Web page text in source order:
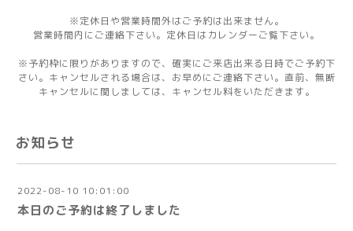
※定休日や営業時間外はご予約は出来ません。
営業時間内にご連絡下さい。定休日はカレンダーご覧下さい。
※予約枠に限りがありますので、確実にご来店出来る日時でご予約下
さい。キャンセルされる場合は、お早めにご連絡下さい。直前、無断
キャンセルに関しましては、キャンセル料をいただきます。
お知らせ
2022-08-10 10:01:00
本日のご予約は終了しました